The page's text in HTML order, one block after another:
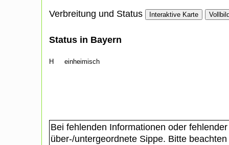
Verbreitung und Status Interaktive Karte
Status in Bayern
H einheimisch
Bei fehlenden Informationen oder
über-/untergeordnete Sippe. Bitte